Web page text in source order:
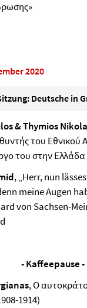
2020
Deutsche in
& Thymios
του Εθνικού
του στην Ελλάδα
, „Herr, nun
meine Augen
von Sachsen-
-Kaffeepause-
, Ο
1914)